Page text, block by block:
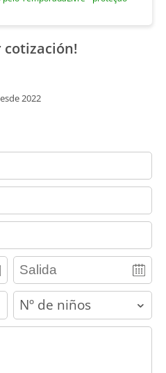
cotización!
2022
children